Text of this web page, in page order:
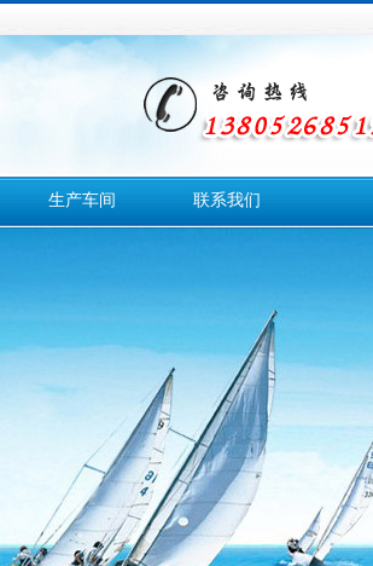
生产车间 联系我们